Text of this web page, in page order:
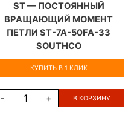
ST — ПОСТОЯННЫЙ
ВРАЩАЮЩИЙ МОМЕНТ
ПЕТЛИ ST-7A-50FA-33
SOUTHCO
КУПИТЬ В 1 КЛИК
- + В КОРЗИНУ